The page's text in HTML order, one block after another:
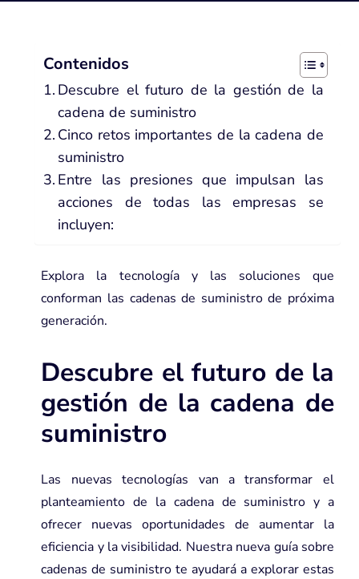
Contenidos
Descubre el futuro de la gestión de la
cadena de suministro
Cinco retos importantes de la cadena de
suministro
Entre las presiones que impulsan las
acciones de todas las empresas se
incluyen:
Explora la tecnología y las soluciones que
conforman las cadenas de suministro de próxima
generación.
Descubre el futuro de la
gestión de la cadena de
suministro
Las nuevas tecnologías van a transformar el
planteamiento de la cadena de suministro y a
ofrecer nuevas oportunidades de aumentar la
eficiencia y la visibilidad. Nuestra nueva guía sobre
cadenas de suministro te ayudará a explorar estas